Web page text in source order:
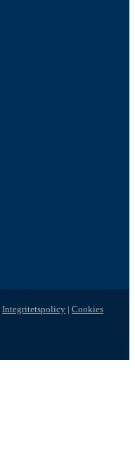
Integritetspolicy | Cookies